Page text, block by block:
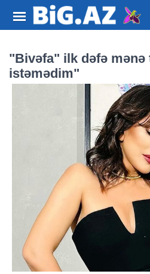
"Bivəfa" ilk dəfə mənə
istəmədim"